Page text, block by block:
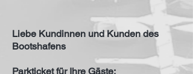
Liebe Kundinnen und Kunden des
Bootshafens
Parkticket für Ihre Gäste: